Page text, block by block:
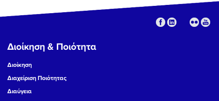
16
17
Διοίκηση & Ποιότητα
Διοίκηση
Διαχείριση Ποιότητας
Διαύγεια